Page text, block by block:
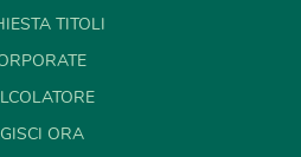
TITOLI
ORA